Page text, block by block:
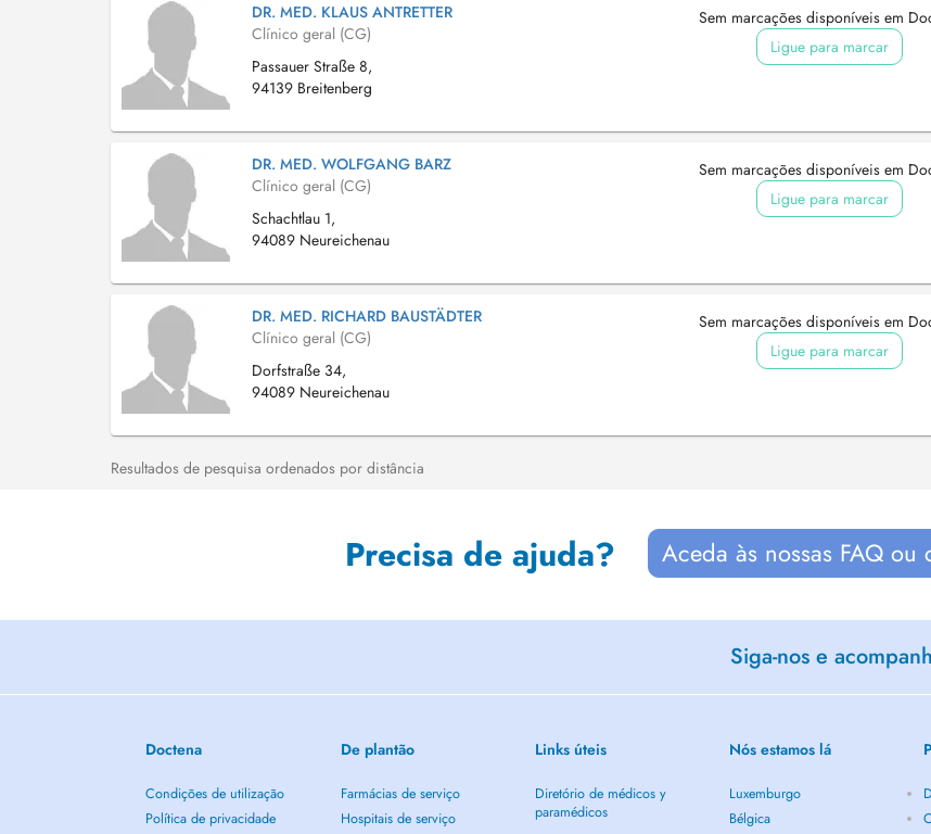
DR. MED. KLAUS ANTRETTER
Clínico geral (CG)
Passauer Straße 8,
94139 Breitenberg
Sem marcações disponíveis em
Ligue para marcar
DR. MED. WOLFGANG BARZ
Clínico geral (CG)
Schachtlau 1,
94089 Neureichenau
Sem marcações disponíveis em
Ligue para marcar
DR. MED. RICHARD BAUSTÄDTER
Clínico geral (CG)
Dorfstraße 34,
94089 Neureichenau
Sem marcações disponíveis em
Ligue para marcar
Resultados de pesquisa ordenados por distância
Precisa de ajuda? Aceda às nossas FAQ ou
Siga-nos e
Doctena
Condições de utilização
Política de privacidade
De plantão
Farmácias de serviço
Hospitais de serviço
Links úteis
Diretório de médicos y
paramédicos
Nós estamos lá
Luxemburgo
Bélgica